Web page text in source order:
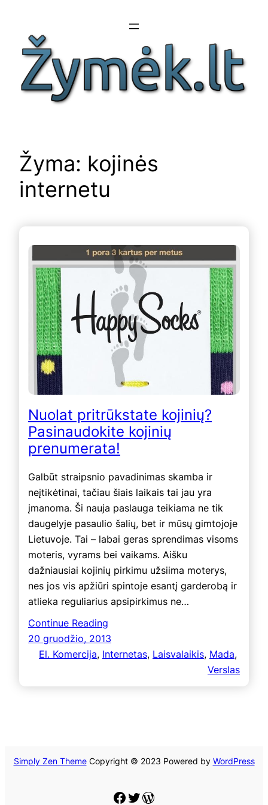
turinio
Žyma: kojinės
internetu
Nuolat pritrūkstate kojinių?
Pasinaudokite kojinių
prenumerata!
Galbūt straipsnio pavadinimas skamba ir
neįtikėtinai, tačiau šiais laikais tai jau yra
įmanoma. Ši nauja paslauga teikiama ne tik
daugelyje pasaulio šalių, bet ir mūsų gimtojoje
Lietuvoje. Tai – labai geras sprendimas visoms
moteris, vyrams bei vaikams. Aišku
dažniausiai kojinių pirkimu užsiima moterys,
nes jos vis apžiūri spintoje esantį garderobą ir
atlieka reguliarius apsipirkimus ne…
Continue Reading
20 gruodžio, 2013
El. Komercija, Internetas, Laisvalaikis, Mada
Verslas
Simply Zen ThemeCopyright © 2023 Powered by WordPress
Facebook
Twitter
WordPress